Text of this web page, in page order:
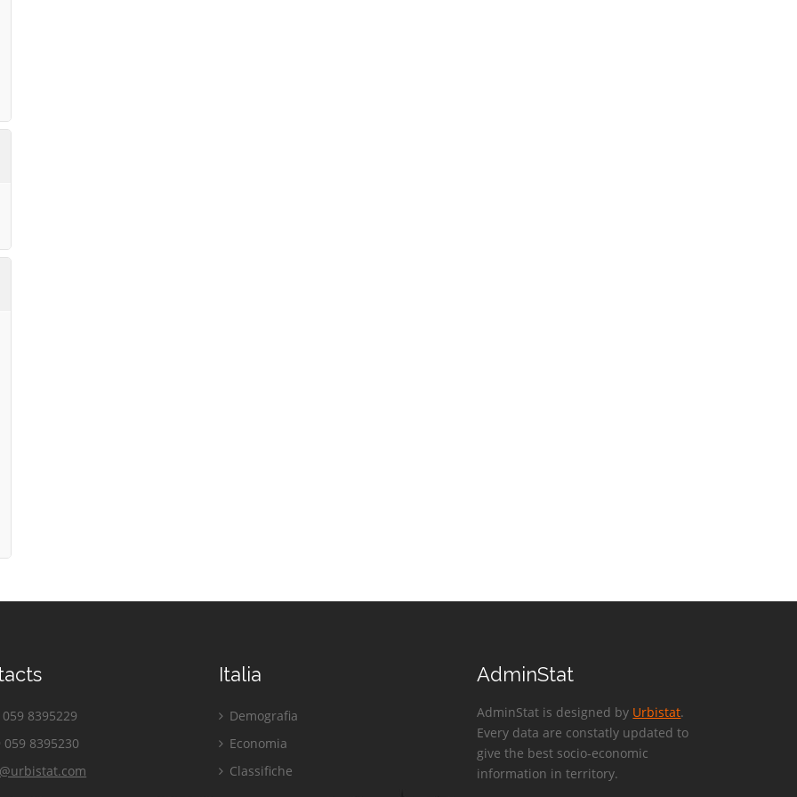
059 8395229
059 8395230
Italia
Demografia
Economia
Classifiche
AdminStat
AdminStat is designed by Urbistat.
Every data are constatly updated to
give the best socio-economic
information in territory.